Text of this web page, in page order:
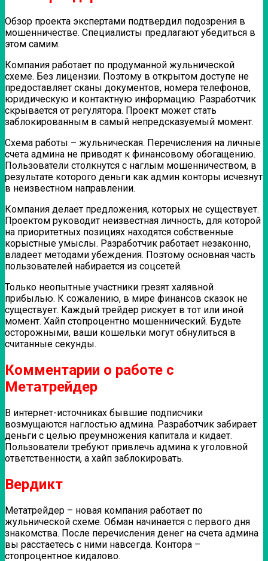
Обзор проекта экспертами подтвердил подозрения в
мошенничестве. Специалисты предлагают убедиться в
этом самим.
Компания работает по продуманной жульнической
схеме. Без лицензии. Поэтому в открытом доступе не
предоставляет сканы документов, номера телефонов,
юридическую и контактную информацию. Разработчик
скрывается от регулятора. Проект может стать
заблокированным в самый непредсказуемый момент.
Схема работы – жульническая. Перечисления на личные
счета админа не приводят к финансовому обогащению.
Пользователи столкнутся с наглым мошенничеством, в
результате которого деньги как админ конторы исчезнут
в неизвестном направлении.
Компания делает предложения, которых не существует.
Проектом руководит неизвестная личность, для которой
на приоритетных позициях находятся собственные
корыстные умыслы. Разработчик работает незаконно,
владеет методами убеждения. Поэтому основная часть
пользователей набирается из соцсетей.
Только неопытные участники грезят халявной
прибылью. К сожалению, в мире финансов сказок не
существует. Каждый трейдер рискует в тот или иной
момент. Хайп стопроцентно мошеннический. Будьте
осторожными, ваши кошельки могут обнулиться в
считанные секунды.
Комментарии о работе с
Метатрейдер
В интернет-источниках бывшие подписчики
возмущаются наглостью админа. Разработчик забирает
деньги с целью преумножения капитала и кидает.
Пользователи требуют привлечь админа к уголовной
ответственности, а хайп заблокировать.
Вердикт
Метатрейдер – новая компания работает по
жульнической схеме. Обман начинается с первого дня
знакомства. После перечисления денег на счета админа
вы расстаетесь с ними навсегда. Контора –
стопроцентное кидалово.